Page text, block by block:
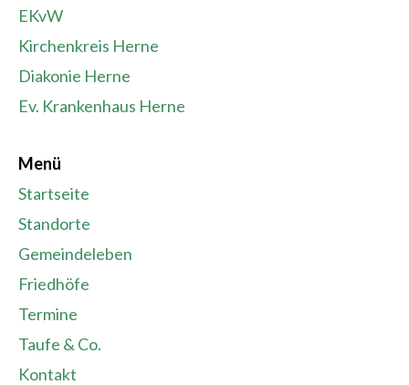
EKvW
Kirchenkreis Herne
Diakonie Herne
Ev. Krankenhaus Herne
Menü
Startseite
Standorte
Gemeindeleben
Friedhöfe
Termine
Taufe & Co.
Kontakt